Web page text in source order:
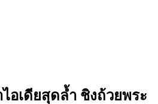
อเดียสุดล้ำ ชิงถ้วยพระ